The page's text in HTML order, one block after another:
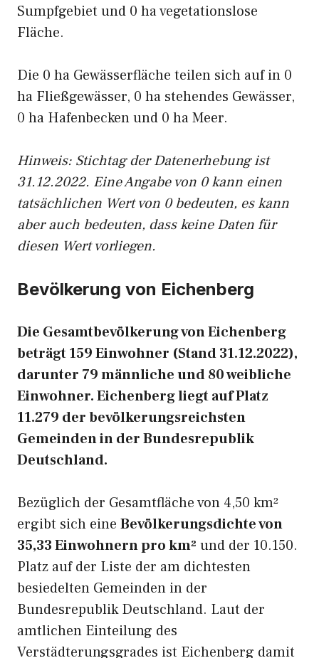
Sumpfgebiet und 0 ha vegetationslose
Fläche.
Die 0 ha Gewässerfläche teilen sich auf in 0
ha Fließgewässer, 0 ha stehendes Gewässer,
0 ha Hafenbecken und 0 ha Meer.
Hinweis: Stichtag der Datenerhebung ist
31.12.2022. Eine Angabe von 0 kann einen
tatsächlichen Wert von 0 bedeuten, es kann
aber auch bedeuten, dass keine Daten für
diesen Wert vorliegen.
Bevölkerung von Eichenberg
Die Gesamtbevölkerung von Eichenberg
beträgt 159 Einwohner (Stand 31.12.2022),
darunter 79 männliche und 80 weibliche
Einwohner. Eichenberg liegt auf Platz
11.279 der bevölkerungsreichsten
Gemeinden in der Bundesrepublik
Deutschland.
Bezüglich der Gesamtfläche von 4,50 km²
ergibt sich eine Bevölkerungsdichte von
35,33 Einwohnern pro km² und der 10.150.
Platz auf der Liste der am dichtesten
besiedelten Gemeinden in der
Bundesrepublik Deutschland. Laut der
amtlichen Einteilung des
Verstädterungsgrades ist Eichenberg damit